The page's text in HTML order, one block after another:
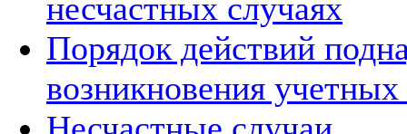
несчастных случаях
Порядок действий
возникновения